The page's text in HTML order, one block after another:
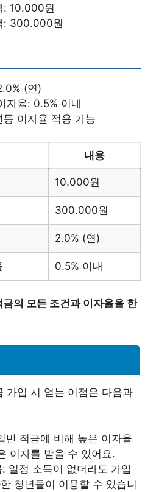
: 10.000원
: 300.000원
(연)
자율: 0.5% 이내
동 이자율 적용 가능
내용
10.000원
300.000원
2.0% (연)
0.5% 이내
의 모든 조건과 이자율을 한
가입 시 얻는 이점은 다음과
반 적금에 비해 높은 이자율
이자를 받을 수 있어요.
: 일정 소득이 없더라도 가입
청년들이 이용할 수 있습니